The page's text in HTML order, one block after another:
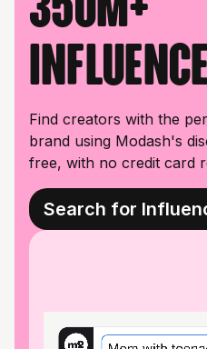
Find creators with the
brand using Modash's
free, with no credit card
Search for